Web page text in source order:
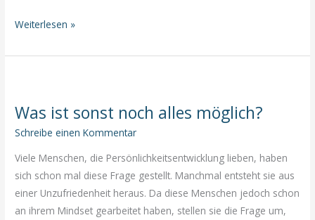
Dem
darf
nachlaufen,
…
Weiterlesen »
Was ist sonst noch alles möglich?
Schreibe einen Kommentar
Viele Menschen, die Persönlichkeitsentwicklung lieben, haben
sich schon mal diese Frage gestellt. Manchmal entsteht sie aus
einer Unzufriedenheit heraus. Da diese Menschen jedoch schon
an ihrem Mindset gearbeitet haben, stellen sie die Frage um,